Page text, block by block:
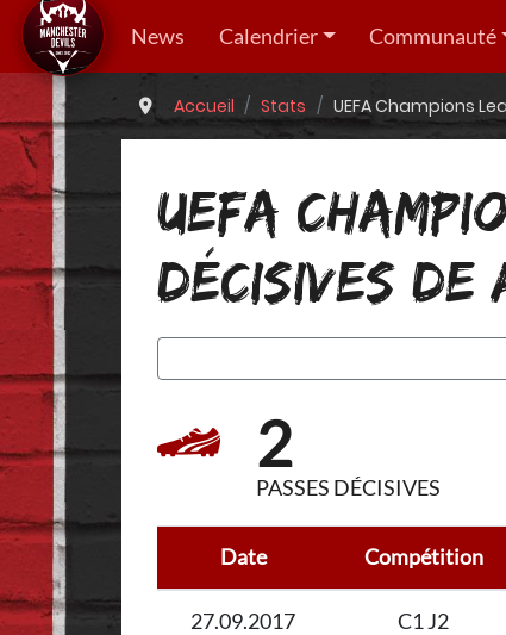
News Calendrier Communauté
Accueil Stats UEFA Champions
UEFA
DÉCISIVES
2
PASSES DÉCISIVES
Date Compétition
27.09.2017 C1 J2